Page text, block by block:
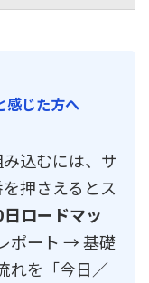
感じた方へ
込むには、サ
押さえるとス
ロードマッ
ポート → 基礎
れを「今日／